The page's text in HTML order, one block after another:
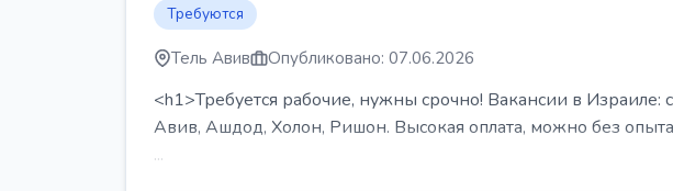
Требуются
Тель Авив Опубликовано: 07.06.2026
<h1>Требуется рабочие, нужны срочно! Вакансии в
Авив, Ашдод, Холон, Ришон. Высокая оплата, можно без
...